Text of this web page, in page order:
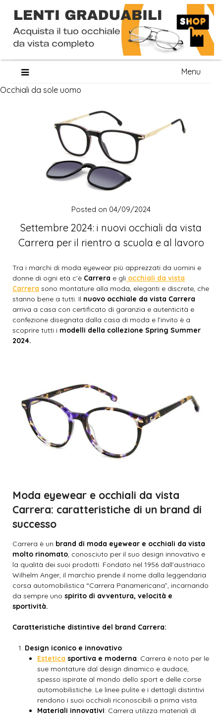
content
Menu
Occhiali da sole uomo
Settembre 2024: i nuovi occhiali da vista
Carrera per il rientro a scuola e al lavoro
Posted on 04/09/2024
Tra i marchi di moda eyewear più apprezzati da uomini e
donne di ogni età c’è Carrera e gli occhiali da vista
Carrera sono montature alla moda, eleganti e discrete, che
stanno bene a tutti. Il nuovo occhiale da vista Carrera
arriva a casa con certificato di garanzia e autenticità e
confezione disegnata dalla casa di moda e l’invito è a
scoprire tutti i modelli della collezione Spring Summer
2024.
Moda eyewear e occhiali da vista
Carrera: caratteristiche di un brand di
successo
Carrera è un brand di moda eyewear e occhiali da vista
molto rinomato, conosciuto per il suo design innovativo e
la qualità dei suoi prodotti. Fondato nel 1956 dall’austriaco
Wilhelm Anger, il marchio prende il nome dalla leggendaria
corsa automobilistica “Carrera Panamericana”, incarnando
da sempre uno spirito di avventura, velocità e
sportività.
Caratteristiche distintive del brand Carrera:
Design iconico e innovativo:
Estetica sportiva e moderna: Carrera è noto per le
sue montature dal design dinamico e audace,
spesso ispirate al mondo dello sport e delle corse
automobilistiche. Le linee pulite e i dettagli distintivi
rendono i suoi occhiali riconoscibili a prima vista.
Materiali innovativi: Carrera utilizza materiali di